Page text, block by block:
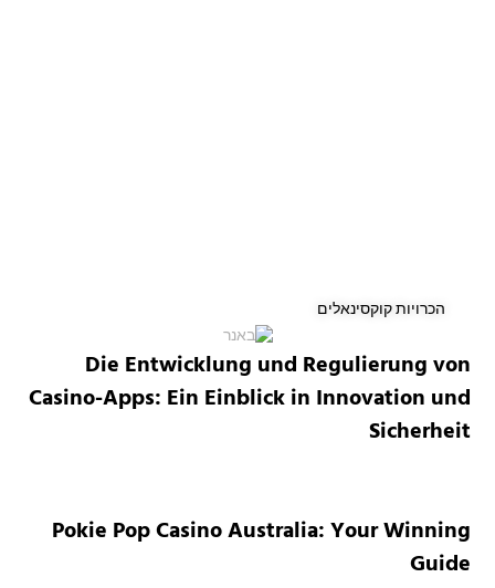
הכרויות קוקסינאלים
Die Entwicklung und Regulierung von
Casino-Apps: Ein Einblick in Innovation und
Sicherheit
Pokie Pop Casino Australia: Your Winning
Guide